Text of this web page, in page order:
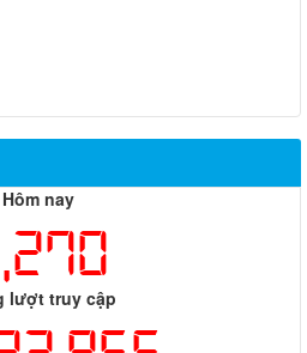
Hôm nay
lượt truy cập